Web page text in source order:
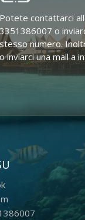
Potete contattarci
3351386007 o
stesso numero.
o inviarci una mail a